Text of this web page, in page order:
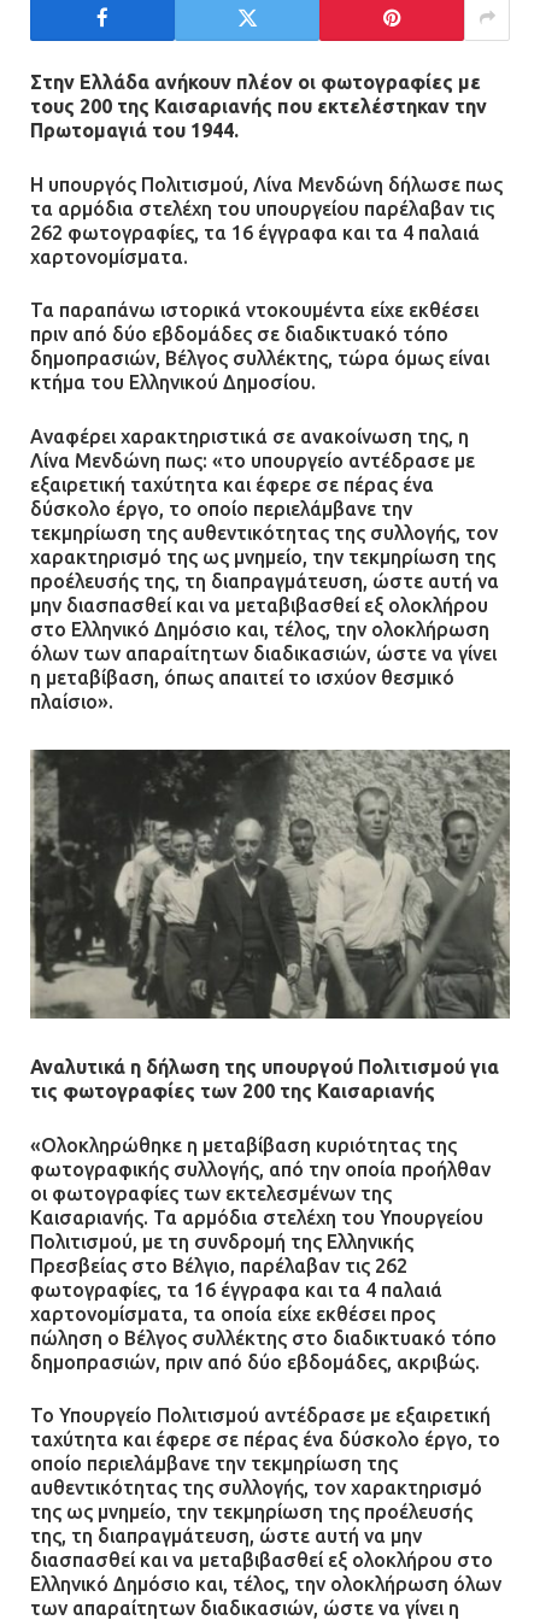
Τροχαίο στην Πειραιώς: ΙΧ
συγκρούστηκε με φορτηγό – Ένας
τραυματίας και κυκλοφοριακό χάος
21.07.2026 | 13:12
Βριλήσσια: Αυτοκίνητο έσπασε
τζαμαρία και μπήκε μέσα σε μαγαζί
13.07.2026 | 21:32
Η Οινόη αποκτά μια νέα, σύγχρονη
και ασφαλή παιδική χαρά
Τηλεφωνικές απάτες με λεία
130.000 ευρώ στην Αττική
13.07.2026 | 20:44
Ασπρόπυργος: Πέθανε ένας από
τους σοβαρά εγκαυματίες της
Άργος: Στη φυλακή οι δύο
αστυνομικοί για τους
πυροβολισμούς κατά του 20χρονου
με αναπηρία
11.07.2026 | 22:59
Ένα πουλί «υπεύθυνο» για την
πρωινή διακοπή ρεύματος στη
09.07.2026 | 11:12
Φωτιά σε επιχείρηση στον
Ασπρόπυργο – Ήχησε το 112
09.07.2026 | 09:19
Δίωξη για απόπειρα
ανθρωποκτονίας στους δύο
αστυνομικούς
Ομαδικός βιασμός 19χρονης στο
Α.Τ. Ομονοίας: Ο Εισαγγελέας
πρότεινε την αθώωση των
αστυνομικών
08.07.2026 | 16:24
Στην Ελλάδα ανήκουν πλέον οι φωτογραφίες με
τους 200 της Καισαριανής που εκτελέστηκαν την
Πρωτομαγιά του 1944.
Η υπουργός Πολιτισμού, Λίνα Μενδώνη δήλωσε πως
τα αρμόδια στελέχη του υπουργείου παρέλαβαν τις
262 φωτογραφίες, τα 16 έγγραφα και τα 4 παλαιά
χαρτονομίσματα.
Τα παραπάνω ιστορικά ντοκουμέντα είχε εκθέσει
πριν από δύο εβδομάδες σε διαδικτυακό τόπο
δημοπρασιών, Βέλγος συλλέκτης, τώρα όμως είναι
κτήμα του Ελληνικού Δημοσίου.
Αναφέρει χαρακτηριστικά σε ανακοίνωση της, η
Λίνα Μενδώνη πως: «το υπουργείο αντέδρασε με
εξαιρετική ταχύτητα και έφερε σε πέρας ένα
δύσκολο έργο, το οποίο περιελάμβανε την
τεκμηρίωση της αυθεντικότητας της συλλογής, τον
χαρακτηρισμό της ως μνημείο, την τεκμηρίωση της
προέλευσής της, τη διαπραγμάτευση, ώστε αυτή να
μην διασπασθεί και να μεταβιβασθεί εξ ολοκλήρου
στο Ελληνικό Δημόσιο και, τέλος, την ολοκλήρωση
όλων των απαραίτητων διαδικασιών, ώστε να γίνει
η μεταβίβαση, όπως απαιτεί το ισχύον θεσμικό
πλαίσιο».
Αναλυτικά η δήλωση της υπουργού Πολιτισμού για
τις φωτογραφίες των 200 της Καισαριανής
«Ολοκληρώθηκε η μεταβίβαση κυριότητας της
φωτογραφικής συλλογής, από την οποία προήλθαν
οι φωτογραφίες των εκτελεσμένων της
Καισαριανής. Τα αρμόδια στελέχη του Υπουργείου
Πολιτισμού, με τη συνδρομή της Ελληνικής
Πρεσβείας στο Βέλγιο, παρέλαβαν τις 262
φωτογραφίες, τα 16 έγγραφα και τα 4 παλαιά
χαρτονομίσματα, τα οποία είχε εκθέσει προς
πώληση ο Βέλγος συλλέκτης στο διαδικτυακό τόπο
δημοπρασιών, πριν από δύο εβδομάδες, ακριβώς.
Το Υπουργείο Πολιτισμού αντέδρασε με εξαιρετική
ταχύτητα και έφερε σε πέρας ένα δύσκολο έργο, το
οποίο περιελάμβανε την τεκμηρίωση της
αυθεντικότητας της συλλογής, τον χαρακτηρισμό
της ως μνημείο, την τεκμηρίωση της προέλευσής
της, τη διαπραγμάτευση, ώστε αυτή να μην
διασπασθεί και να μεταβιβασθεί εξ ολοκλήρου στο
Ελληνικό Δημόσιο και, τέλος, την ολοκλήρωση όλων
των απαραίτητων διαδικασιών, ώστε να γίνει η